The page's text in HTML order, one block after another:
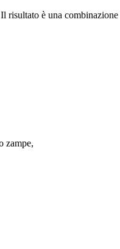
è una
zampe,